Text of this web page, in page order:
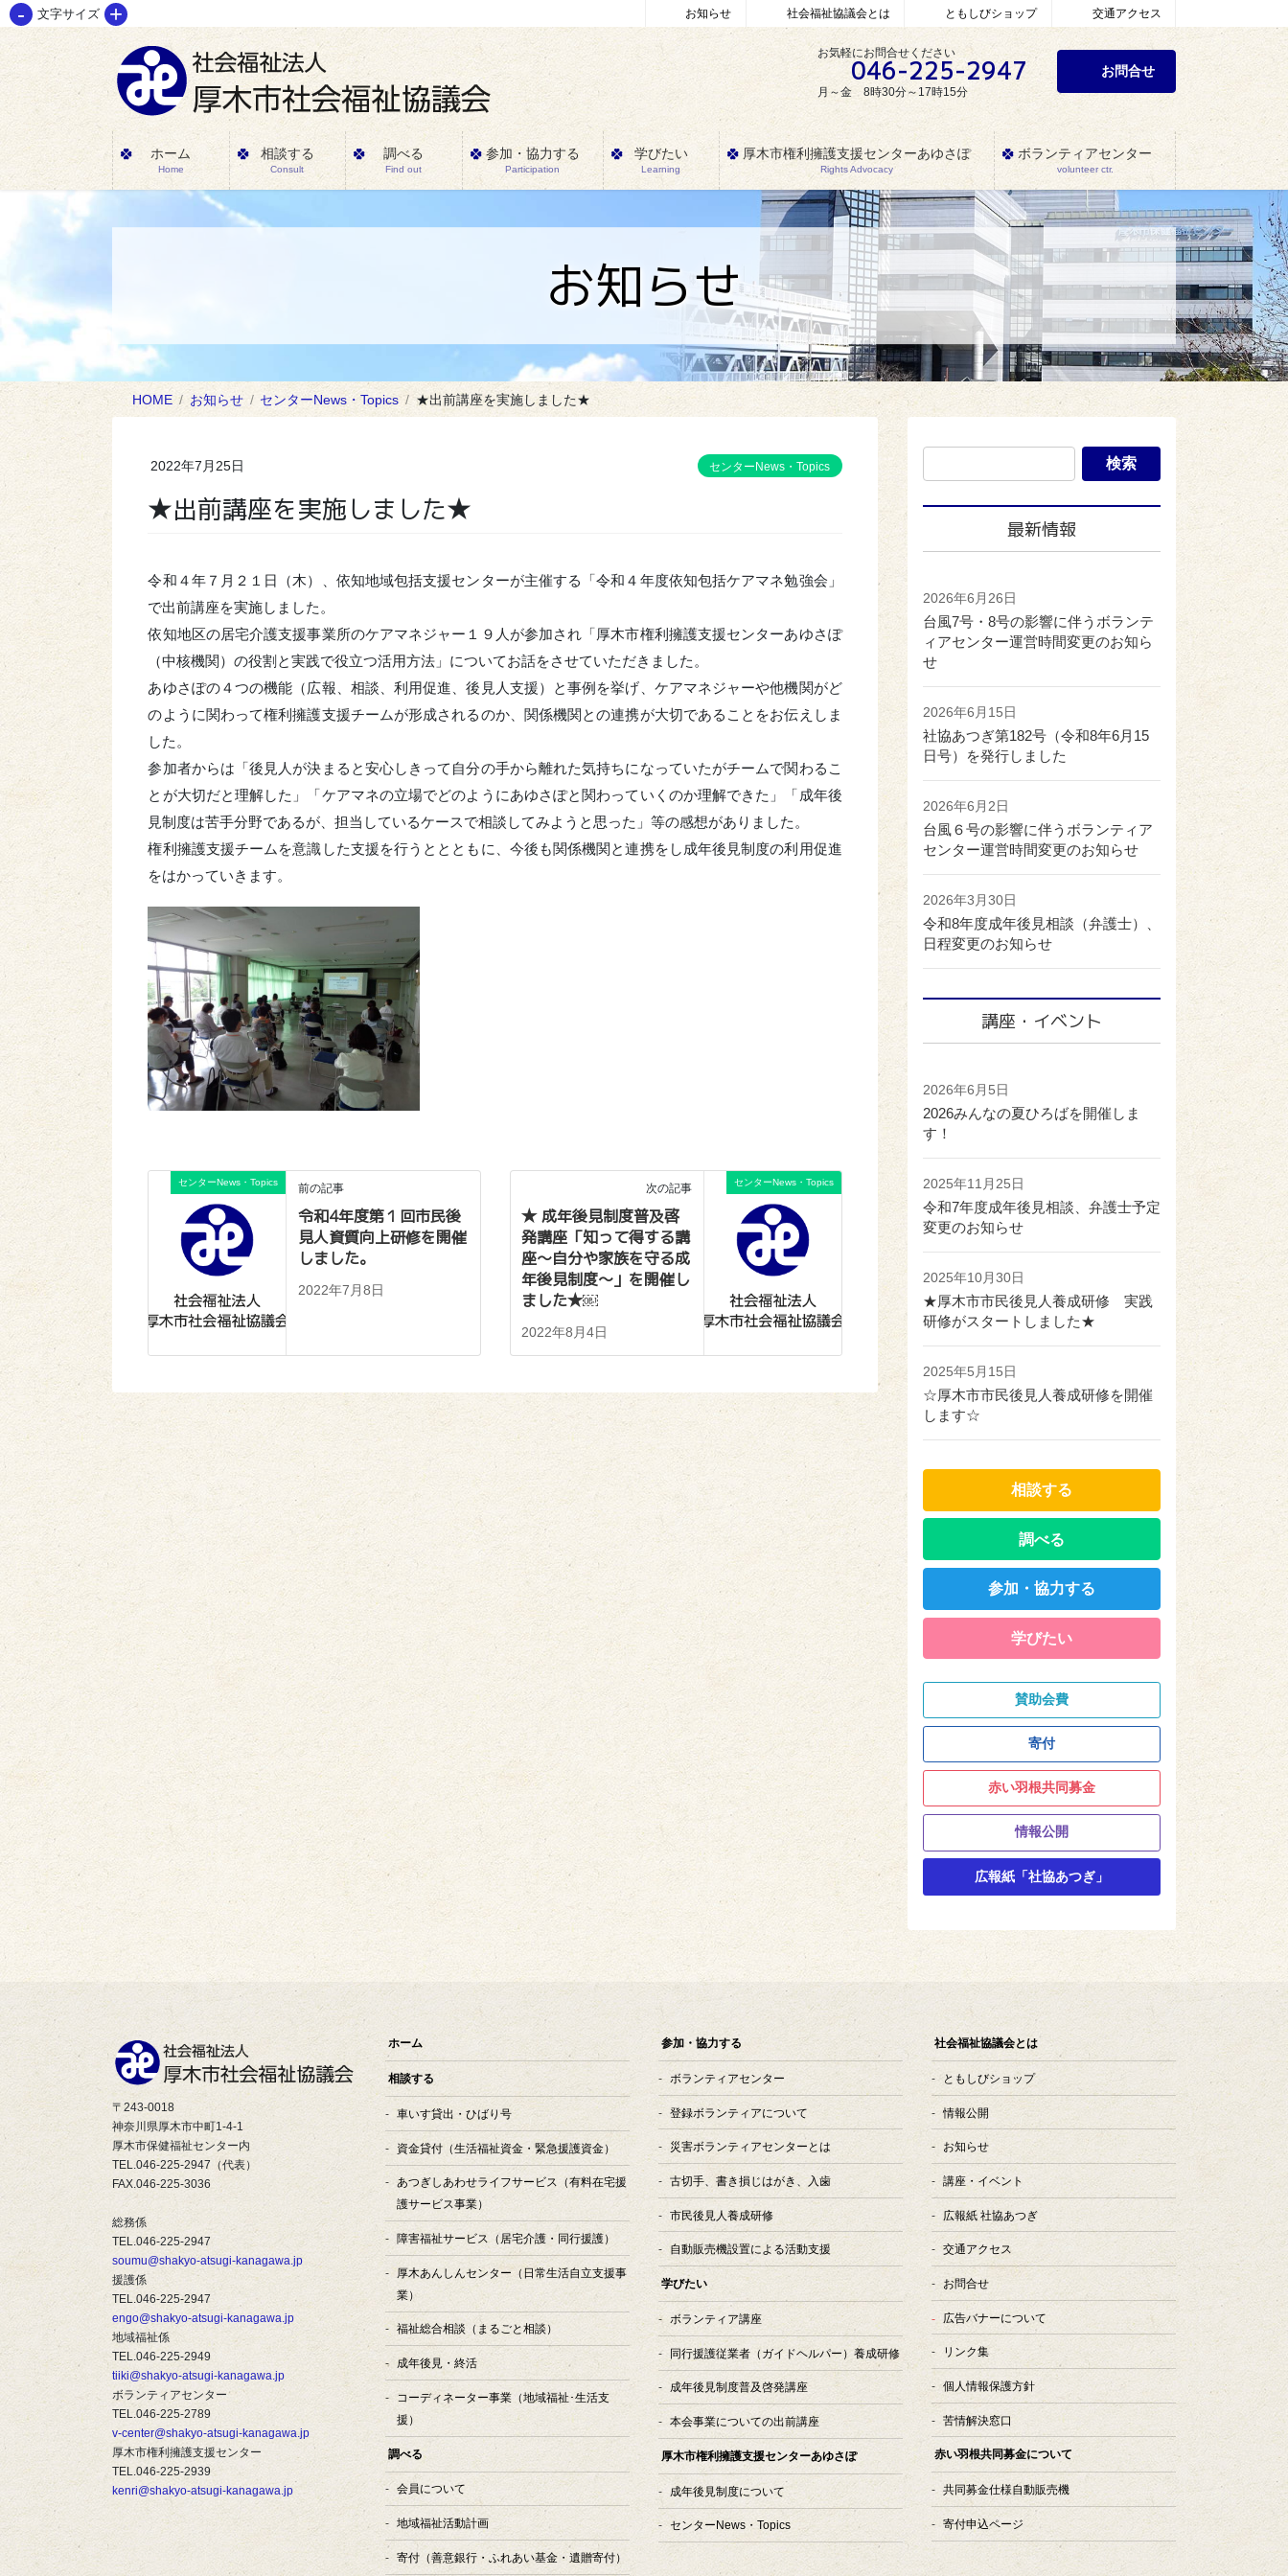
コ
ツ
移
ナ
シ
ン
お知らせ 社会福祉協議会とは ともしびショップ 交通アクセス
お気軽にお問合せください
046-225-2947
月～金 8時30分～17時15分
お問合せ
ホーム
Home
相談する
Consult
調べる
Find out
参加・協力する
Participation
学びたい
Learning
厚木市権利擁護支援センターあゆさぽ
Rights Advocacy
ボランティアセンター
volunteer ctr.
お知らせ
HOME お知らせ センターNews・Topics ★出前講座を実施しました★
2022年7月25日 センターNews・Topics
★出前講座を実施しました★
令和４年７月２１日（木）、依知地域包括支援センターが主催する「令和４年度依知包括ケアマネ勉強会」
で出前講座を実施しました。
依知地区の居宅介護支援事業所のケアマネジャー１９人が参加され「厚木市権利擁護支援センターあゆさぽ
（中核機関）の役割と実践で役立つ活用方法」についてお話をさせていただきました。
あゆさぽの４つの機能（広報、相談、利用促進、後見人支援）と事例を挙げ、ケアマネジャーや他機関がど
のように関わって権利擁護支援チームが形成されるのか、関係機関との連携が大切であることをお伝えしま
した。
参加者からは「後見人が決まると安心しきって自分の手から離れた気持ちになっていたがチームで関わるこ
とが大切だと理解した」「ケアマネの立場でどのようにあゆさぽと関わっていくのか理解できた」「成年後
見制度は苦手分野であるが、担当しているケースで相談してみようと思った」等の感想がありました。
権利擁護支援チームを意識した支援を行うととともに、今後も関係機関と連携をし成年後見制度の利用促進
をはかっていきます。
センターNews・Topics 前の記事
令和4年度第１回市民後
見人資質向上研修を開催
しました。
2022年7月8日
センターNews・Topics
次の記事
★ 成年後見制度普及啓
発講座「知って得する講
座～自分や家族を守る成
年後見制度～」を開催し
ました★￼
2022年8月4日
最新情報
2026年6月26日
台風7号・8号の影響に伴うボランテ
ィアセンター運営時間変更のお知ら
せ
2026年6月15日
社協あつぎ第182号（令和8年6月15
日号）を発行しました
2026年6月2日
台風６号の影響に伴うボランティア
センター運営時間変更のお知らせ
2026年3月30日
令和8年度成年後見相談（弁護士）、
日程変更のお知らせ
講座・イベント
2026年6月5日
2026みんなの夏ひろばを開催しま
す！
2025年11月25日
令和7年度成年後見相談、弁護士予定
変更のお知らせ
2025年10月30日
★厚木市市民後見人養成研修 実践
研修がスタートしました★
2025年5月15日
☆厚木市市民後見人養成研修を開催
します☆
相談する
調べる
参加・協力する
学びたい
賛助会費
寄付
赤い羽根共同募金
情報公開
広報紙「社協あつぎ」
〒243-0018
神奈川県厚木市中町1-4-1
厚木市保健福祉センター内
TEL.046-225-2947（代表）
FAX.046-225-3036
総務係
TEL.046-225-2947
soumu@shakyo-atsugi-kanagawa.jp
援護係
TEL.046-225-2947
engo@shakyo-atsugi-kanagawa.jp
地域福祉係
TEL.046-225-2949
tiiki@shakyo-atsugi-kanagawa.jp
ボランティアセンター
TEL.046-225-2789
v-center@shakyo-atsugi-kanagawa.jp
厚木市権利擁護支援センター
TEL.046-225-2939
kenri@shakyo-atsugi-kanagawa.jp
ホーム
相談する
車いす貸出・ひばり号
資金貸付（生活福祉資金・緊急援護資金）
あつぎしあわせライフサービス
（有料在宅援
護サービス事業）
障害福祉サービス （居宅介護・同行援護）
厚木あんしんセンター（日常生活自立支援事
業）
福祉総合相談 （まるごと相談）
成年後見・終活
コーディネーター事業（地域福祉･生活支
援）
調べる
会員について
地域福祉活動計画
寄付（善意銀行・ふれあい基金・遺贈寄付）
参加・協力する
ボランティアセンター
登録ボランティアについて
災害ボランティアセンターとは
古切手、書き損じはがき、入歯
市民後見人養成研修
自動販売機設置による活動支援
学びたい
ボランティア講座
同行援護従業者（ガイドヘルパー）養成研修
成年後見制度普及啓発講座
本会事業についての出前講座
厚木市権利擁護支援センターあゆさぽ
成年後見制度について
センターNews・Topics
社会福祉協議会とは
ともしびショップ
情報公開
お知らせ
講座・イベント
広報紙 社協あつぎ
交通アクセス
お問合せ
広告バナーについて
リンク集
個人情報保護方針
苦情解決窓口
赤い羽根共同募金について
共同募金仕様自動販売機
寄付申込ページ
- 文字サイズ +